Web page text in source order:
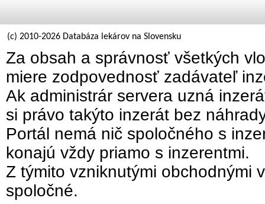
(c) 2010-2026 Databáza lekárov na Slovensku
Za obsah a správnosť všetkých
miere zodpovednosť zadávateľ
Ak administrár servera uzná
si právo takýto inzerát bez
Portál nemá nič spoločného s
konajú vždy priamo s inzerentmi.
Z týmito vzniknutými obchodnými
spoločné.